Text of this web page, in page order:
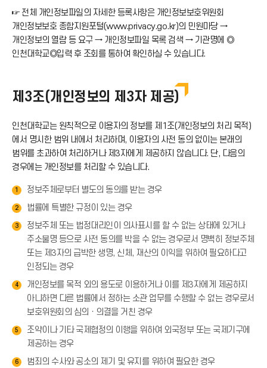
☞ 전체 개인정보파일의 자세한 등록사항은 개인정보보호위원회
개인정보보호 종합지원포털(www.privacy.go.kr)의 민원마당 →
개인정보의 열람 등 요구 → 개인정보파일 목록 검색 → 기관명에 ◎
인천대학교◎입력 후 조회를 통하여 확인하실 수 있습니다.
제3조(개인정보의 제3자 제공)
인천대학교는 원칙적으로 이용자의 정보를 제1조(개인정보의 처리 목적)
에서 명시한 범위 내에서 처리하며, 이용자의 사전 동의 없이는 본래의
범위를 초과하여 처리하거나 제3자에게 제공하지 않습니다. 단, 다음의
경우에는 개인정보를 처리할 수 있습니다.
1 정보주체로부터 별도의 동의를 받는 경우
2 법률에 특별한 규정이 있는 경우
3
정보주체 또는 법정대리인이 의사표시를 할 수 없는 상태에 있거나
주소불명 등으로 사전 동의를 박을 수 없는 경우로서 명백히 정보주체
또는 제3자의 급박한 생명, 신체, 재산의 이익을 위하여 필요하다고
인정되는 경우
4
개인정보를 목적 외의 용도로 이용하거나 이를 제3자에게 제공하지
아니하면 다른 법률에서 정하는 소관 업무를 수행할 수 없는 경우로서
보호위원회의 심의ㆍ의결을 거친 경우
5
조약이나 기타 국제협정의 이행을 위하여 외국정부 또는 국제기구에
제공하는 경우
6 범죄의 수사와 공소의 제기 및 유지를 위하여 필요한 경우